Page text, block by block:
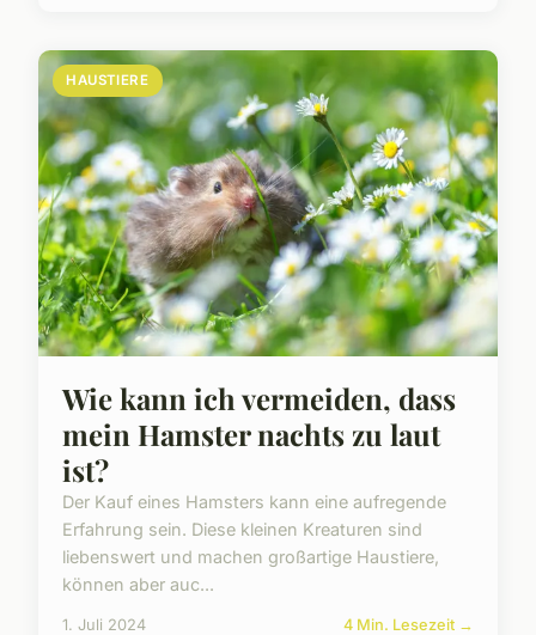
HAUSTIERE
Wie kann ich vermeiden, dass
mein Hamster nachts zu laut
ist?
Der Kauf eines Hamsters kann eine aufregende
Erfahrung sein. Diese kleinen Kreaturen sind
liebenswert und machen großartige Haustiere,
können aber auc...
1. Juli 2024 4 Min. Lesezeit →